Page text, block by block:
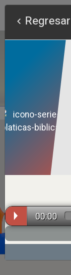
Regresar
00:00